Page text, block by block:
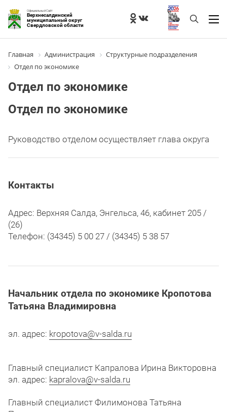
Официальный Сайт
Верхнесалдинский
муниципальный округ
Свердловской области
Главная Администрация
Структурные подразделения
Отдел по экономике
Отдел по экономике
Отдел по экономике
Руководство отделом осуществляет глава округа
Контакты
Адрес: Верхняя Салда, Энгельса, 46, кабинет 205 /
(26)
Телефон: (34345) 5 00 27 / (34345) 5 38 57
Начальник отдела по экономике Кропотова
Татьяна Владимировна
эл. адрес: kropotova@v-salda.ru
Главный специалист Капралова Ирина Викторовна
эл. адрес: kapralova@v-salda.ru
Главный специалист Филимонова Татьяна